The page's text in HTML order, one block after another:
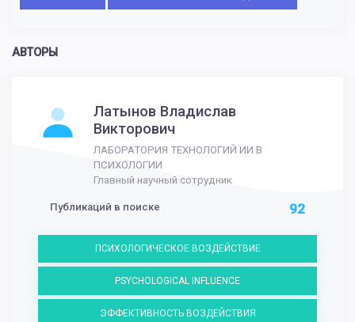
АВТОРЫ
Латынов Владислав
Викторович
ЛАБОРАТОРИЯ ТЕХНОЛОГИЙ ИИ В
ПСИХОЛОГИИ
Главный научный сотрудник
Публикаций в поиске 92
ПСИХОЛОГИЧЕСКОЕ ВОЗДЕЙСТВИЕ
PSYCHOLOGICAL INFLUENCE
ЭФФЕКТИВНОСТЬ ВОЗДЕЙСТВИЯ